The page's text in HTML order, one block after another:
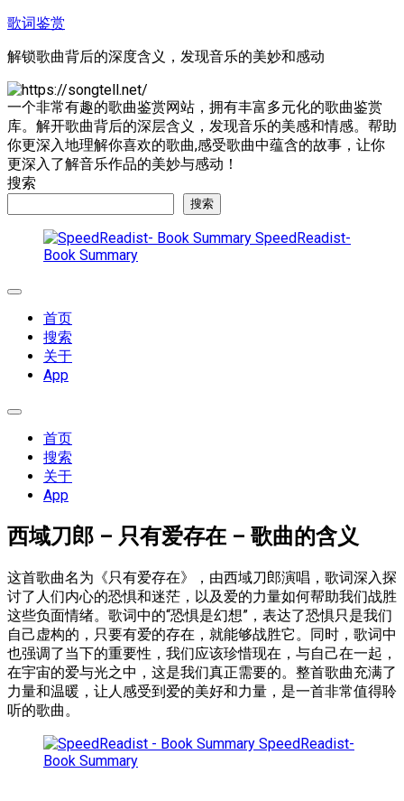
跳
内
容
歌词鉴赏
解锁歌曲背后的深度含义，发现音乐的美妙和感动
一个非常有趣的歌曲鉴赏网站，拥有丰富多元化的歌曲鉴赏
库。解开歌曲背后的深层含义，发现音乐的美感和情感。帮助
你更深入地理解你喜欢的歌曲,感受歌曲中蕴含的故事，让你
更深入了解音乐作品的美妙与感动！
搜索
搜索
SpeedReadist-
Book Summary
展
首页
搜索
关于
App
展
首页
搜索
关于
App
西域刀郎 – 只有爱存在 – 歌曲的含义
这首歌曲名为《只有爱存在》，由西域刀郎演唱，歌词深入探
讨了人们内心的恐惧和迷茫，以及爱的力量如何帮助我们战胜
这些负面情绪。歌词中的“恐惧是幻想”，表达了恐惧只是我们
自己虚构的，只要有爱的存在，就能够战胜它。同时，歌词中
也强调了当下的重要性，我们应该珍惜现在，与自己在一起，
在宇宙的爱与光之中，这是我们真正需要的。整首歌曲充满了
力量和温暖，让人感受到爱的美好和力量，是一首非常值得聆
听的歌曲。
SpeedReadist-
Book Summary